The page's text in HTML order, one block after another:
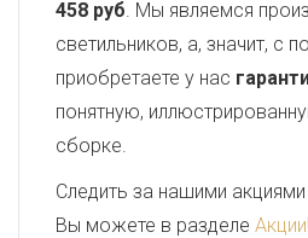
458 руб. Мы являемся
светильников, а, значит, с
приобретаете у нас
понятную,
сборке.
Следить за нашими
Вы можете в разделе Акции